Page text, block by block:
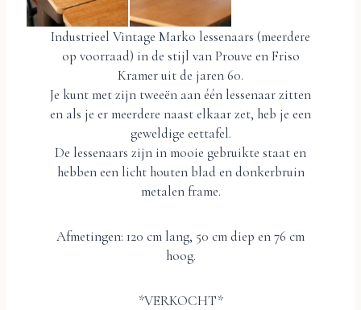
Industrieel Vintage Marko lessenaars (meerdere
op voorraad) in de stijl van Prouve en Friso
Kramer uit de jaren 60.
Je kunt met zijn tweeën aan één lessenaar zitten
en als je er meerdere naast elkaar zet, heb je een
geweldige eettafel.
De lessenaars zijn in mooie gebruikte staat en
hebben een licht houten blad en donkerbruin
metalen frame.
Afmetingen: 120 cm lang, 50 cm diep en 76 cm
hoog.
*VERKOCHT*